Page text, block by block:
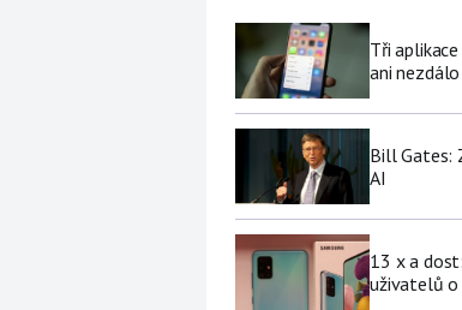
Tři
ani nezdálo
Bill Gates:
AI
13 x a
uživatelů